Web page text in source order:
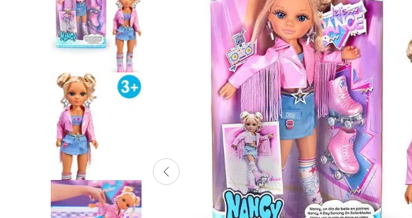
Figuras de Acción
Gadgets y Electrónicos
Juegos de Mesa
Lanzadores
Muñecas
Construcción
Peluches
Vehículos y Pistas